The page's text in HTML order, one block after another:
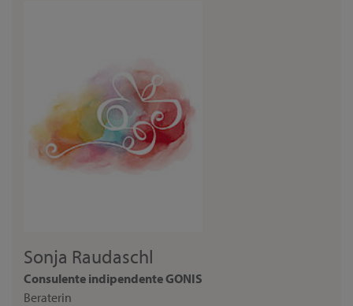
Sonja Raudaschl
Consulente indipendente GONIS
Beraterin